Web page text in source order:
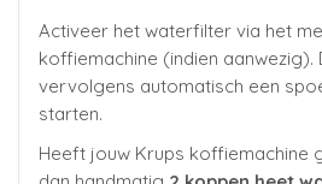
Activeer het waterfilter via het
koffiemachine (indien aanwezig).
vervolgens automatisch een
starten.
Heeft jouw Krups koffiemachine